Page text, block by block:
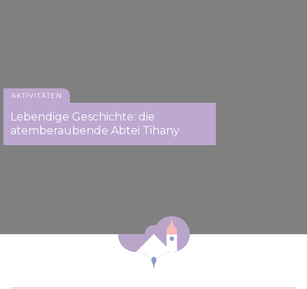
AKTIVITÄTEN
Lebendige Geschichte: die
atemberaubende Abtei Tihany